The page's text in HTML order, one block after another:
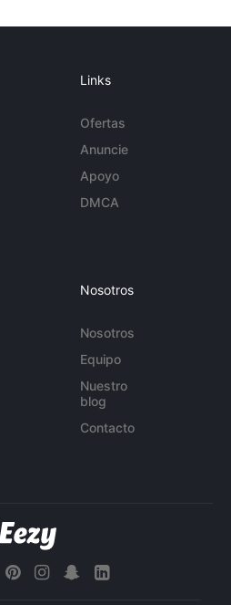
Links
Ofertas
Anuncie
Apoyo
DMCA
Nosotros
Nosotros
Equipo
Nuestro
blog
Contacto